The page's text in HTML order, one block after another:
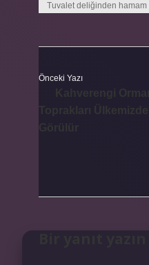
Tuvalet deliğinden hamam
Önceki Yazı